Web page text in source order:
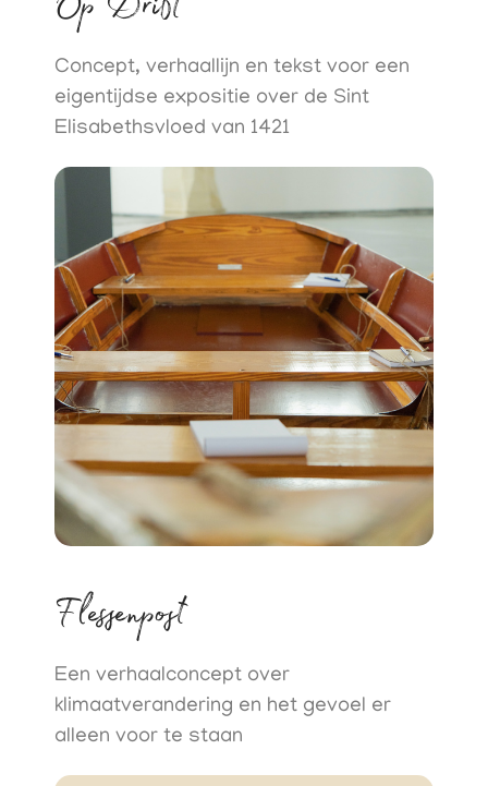
Concept, verhaallijn en tekst voor een
eigentijdse expositie over de Sint
Elisabethsvloed van 1421
Flessenpost
Een verhaalconcept over
klimaatverandering en het gevoel er
alleen voor te staan